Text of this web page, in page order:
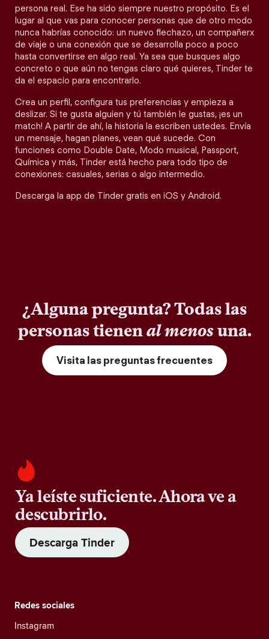
persona real. Ese ha sido siempre nuestro propósito. Es el
lugar al que vas para conocer personas que de otro modo
nunca habrías conocido: un nuevo flechazo, un compañerx
de viaje o una conexión que se desarrolla poco a poco
hasta convertirse en algo real. Ya sea que busques algo
concreto o que aún no tengas claro qué quieres, Tinder te
da el espacio para encontrarlo.
Crea un perfil, configura tus preferencias y empieza a
deslizar. Si te gusta alguien y tú también le gustas, ¡es un
match! A partir de ahí, la historia la escriben ustedes. Envía
un mensaje, hagan planes, vean qué sucede. Con
funciones como Double Date, Modo musical, Passport,
Química y más, Tinder está hecho para todo tipo de
conexiones: casuales, serias o algo intermedio.
Descarga la app de Tinder gratis en iOS y Android.
¿Alguna pregunta? Todas las
personas tienenal menosuna.
Visita las preguntas frecuentes
Ya leíste suficiente. Ahora ve a
descubrirlo.
Descarga Tinder
Redes sociales
Instagram